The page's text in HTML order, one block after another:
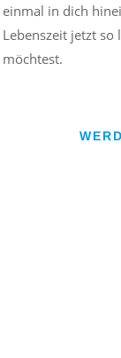
einmal in dich
Lebenszeit jetzt so
möchtest.